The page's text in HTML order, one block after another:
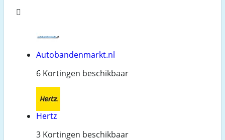
Autobandenmarkt.nl
6 Kortingen beschikbaar
Hertz
3 Kortingen beschikbaar